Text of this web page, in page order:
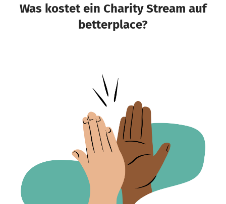
Was kostet ein Charity Stream auf
betterplace?